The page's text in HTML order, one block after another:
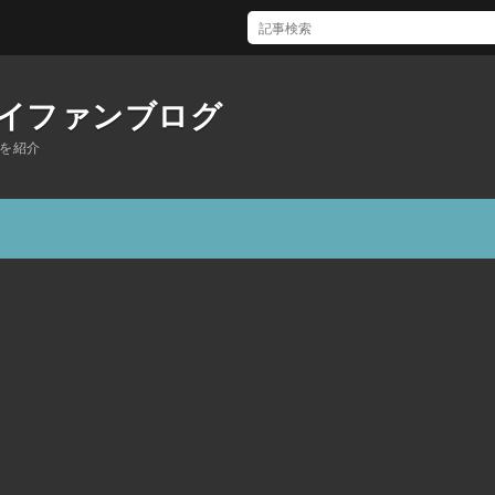
ファンブログ
紹介
Amwayでも令和3年度「小規模持続化補助金」申請可能